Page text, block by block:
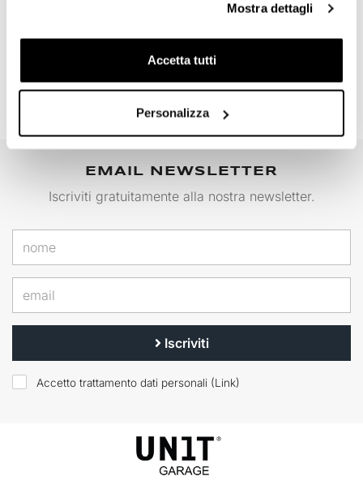
Mostra dettagli
Accetta tutti
Personalizza
EMAIL NEWSLETTER
Iscriviti gratuitamente alla nostra newsletter.
Iscriviti
Accetto trattamento dati personali (Link)